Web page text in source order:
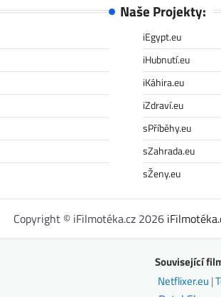
Naše Projekty:
iEgypt.eu
iHubnutí.eu
iKáhira.eu
iZdraví.eu
sPříběhy.eu
sZahrada.eu
sŽeny.eu
Copyright © iFilmotéka.cz 2026
Související
Netflixer.eu |